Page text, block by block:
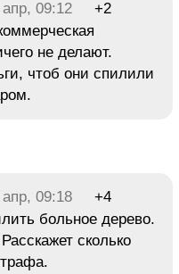
апр, 09:12
+2
не делают.
чтоб они спилили
апр, 09:18
+4
больное дерево.
сколько